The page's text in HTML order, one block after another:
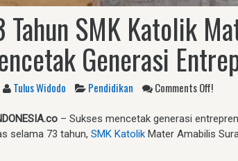
Tahun SMK Katolik
Generasi
Tulus Widodo Pendidikan Comments Off!
– Sukses mencetak generasi
selama 73 tahun, SMK Katolik Mater Amabilis